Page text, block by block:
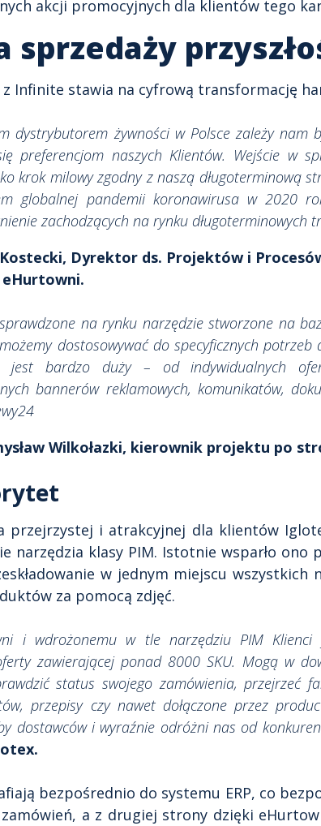
akcji promocyjnych dla klientów tego
sprzedaży
z Infinite stawia na cyfrową transformację
dystrybutorem żywności w Polsce zależy
preferencjom naszych Klientów. Wejście w
krok milowy zgodny z naszą długoterminową
globalnej pandemii koronawirusa w 2020
zachodzących na rynku długoterminowych
Dyrektor ds. Projektów i
na rynku narzędzie stworzone na
dostosowywać do specyficznych potrzeb
jest bardzo duży – od indywidualnych
bannerów reklamowych, komunikatów,
Wilkołazki, kierownik projektu po
przejrzystej i atrakcyjnej dla klientów
narzędzia klasy PIM. Istotnie wsparło
w jednym miejscu
za pomocą zdjęć.
i wdrożonemu w tle narzędziu PIM
zawierającej ponad 8000 SKU. Mogą w
status swojego zamówienia, przejrzeć
przepisy czy nawet dołączone przez
dostawców i wyraźnie odróżni nas od
bezpośrednio do systemu ERP, co
zamówień, a z drugiej strony dzięki